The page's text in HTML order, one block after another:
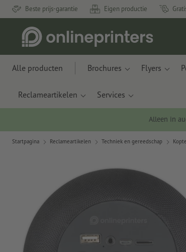
Beste prijs-garantie Eigen productie
Alle producten Brochures Flyers
Reclameartikelen Services
Alleen in
Startpagina Reclameartikelen Techniek en gereedschap